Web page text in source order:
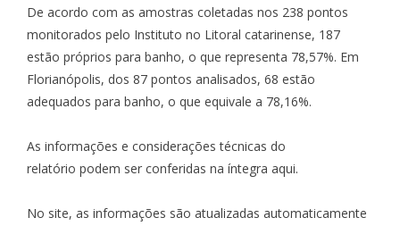
De acordo com as amostras coletadas nos 238 pontos
monitorados pelo Instituto no Litoral catarinense, 187
estão próprios para banho, o que representa 78,57%. Em
Florianópolis, dos 87 pontos analisados, 68 estão
adequados para banho, o que equivale a 78,16%.
As informações e considerações técnicas do
relatório podem ser conferidas na íntegra aqui.
No site, as informações são atualizadas automaticamente